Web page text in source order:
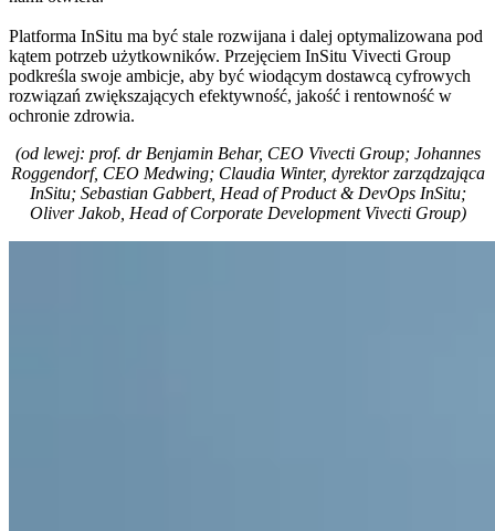
Platforma InSitu ma być stale rozwijana i dalej optymalizowana pod
kątem potrzeb użytkowników. Przejęciem InSitu Vivecti Group
podkreśla swoje ambicje, aby być wiodącym dostawcą cyfrowych
rozwiązań zwiększających efektywność, jakość i rentowność w
ochronie zdrowia.
(od lewej: prof. dr Benjamin Behar, CEO Vivecti Group; Johannes
Roggendorf, CEO Medwing; Claudia Winter, dyrektor zarządzająca
InSitu; Sebastian Gabbert, Head of Product & DevOps InSitu;
Oliver Jakob, Head of Corporate Development Vivecti Group)